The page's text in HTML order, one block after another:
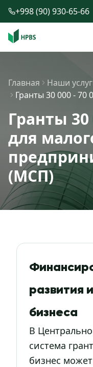
Перейти к содержимому
+998 (90) 930-65-66
Главная
Наши
Гранты 30
для
(МСП)
развития
бизнеса
В
система
бизнес